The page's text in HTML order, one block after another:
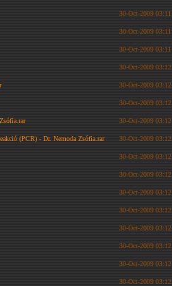
30-Oct-2009 03:11
30-Oct-2009 03:11
30-Oct-2009 03:11
30-Oct-2009 03:12
30-Oct-2009 03:12
30-Oct-2009 03:12
30-Oct-2009 03:12
(PCR) - Dr. Nemoda Zsófia.rar 30-Oct-2009 03:12
30-Oct-2009 03:12
30-Oct-2009 03:12
30-Oct-2009 03:12
30-Oct-2009 03:12
30-Oct-2009 03:12
30-Oct-2009 03:12
30-Oct-2009 03:12
30-Oct-2009 03:12